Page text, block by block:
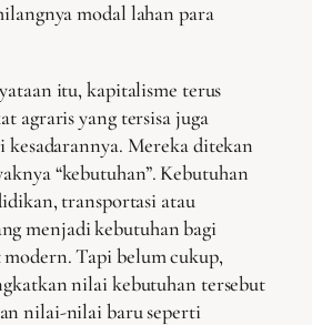
modal lahan para
itu, kapitalisme terus
agraris yang tersisa juga
Mereka ditekan
“kebutuhan”. Kebutuhan
transportasi atau
menjadi kebutuhan bagi
modern. Tapi belum cukup,
nilai kebutuhan tersebut
nilai-nilai baru seperti